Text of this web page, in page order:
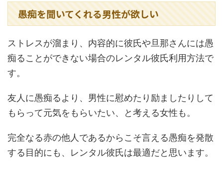
愚痴を聞いてくれる男性が欲しい
ストレスが溜まり、内容的に彼氏や旦那さんには愚
痴ることができない場合のレンタル彼氏利用方法で
す。
友人に愚痴るより、男性に慰めたり励ましたりして
もらって元気をもらいたい、と考える女性も。
完全なる赤の他人であるからこそ言える愚痴を発散
する目的にも、レンタル彼氏は最適だと思います。